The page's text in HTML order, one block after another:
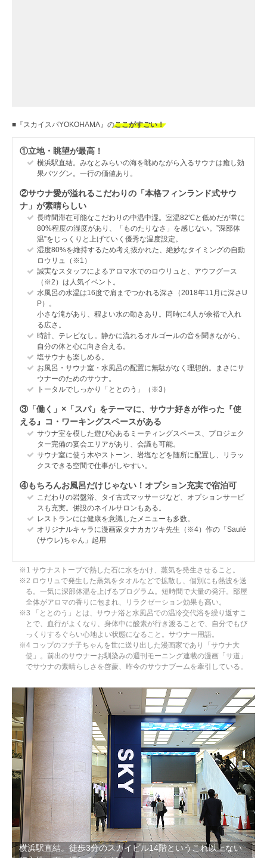
■『スカイスパYOKOHAMA』のここがすごい！
①立地・眺望が最高！
横浜駅直結。みなとみらいの海を眺めながら入るサウナは癒し効
果バツグン。一行の価値あり。
②サウナ愛が溢れるこだわりの「本格フィンランド式サウ
ナ」が素晴らしい
長時間滞在可能なこだわりの中温中湿。室温82℃と低めだが常に
80%程度の湿度があり、「ものたりなさ」を感じない。”深部体
温”をじっくりと上げていく優秀な温度設定。
湿度80%を維持するため考え抜かれた、絶妙なタイミングの自動
ロウリュ（※1）
誠実なスタッフによるアロマ水でのロウリュと、アウフグース
（※2）は人気イベント。
水風呂の水温は16度で肩までつかれる深さ（2018年11月に深さU
P）。
小さな滝があり、程よい水の動きあり。同時に4人が余裕で入れ
る広さ。
時計、テレビなし。静かに流れるオルゴールの音を聞きながら、
自分の体と心に向き合える。
塩サウナも楽しめる。
お風呂・サウナ室・水風呂の配置に無駄がなく理想的。まさにサ
ウナーのためのサウナ。
トータルでしっかり「ととのう」（※3）
③「働く」×「スパ」をテーマに、サウナ好きが作った『使
える』コ・ワーキングスペースがある
サウナ室を模した遊び心あるミーティングスペース、プロジェク
ター完備の宴会エリアがあり、会議も可能。
サウナ室に使う木やストーン、岩塩などを随所に配置し、リラッ
クスできる空間で仕事がしやすい。
④もちろんお風呂だけじゃない！オプション充実で宿泊可
こだわりの岩盤浴、タイ古式マッサージなど、オプションサービ
スも充実。併設のネイルサロンもある。
レストランには健康を意識したメニューも多数。
オリジナルキャラに漫画家タナカカツキ先生（※4）作の「Saulé
(サウレ)ちゃん」起用
※1 サウナストーブで熱した石に水をかけ、蒸気を発生させること。
※2 ロウリュで発生した蒸気をタオルなどで拡散し、個別にも熱波を送
る。一気に深部体温を上げるプログラム。短時間で大量の発汗。部屋
全体がアロマの香りに包まれ、リラクゼーション効果も高い。
※3 「ととのう」とは、サウナ浴と水風呂での温冷交代浴を繰り返すこ
とで、血行がよくなり、身体中に酸素が行き渡ることで、自分でもび
っくりするぐらい心地よい状態になること。サウナー用語。
※4 コップのフチ子ちゃんを世に送り出した漫画家であり「サウナ大
使」。前出のサウナーお馴染みの週刊モーニング連載の漫画「サ道」
でサウナの素晴らしさを啓蒙、昨今のサウナブームを牽引している。
横浜駅直結。徒歩3分のスカイビル14階というこれ以上ない